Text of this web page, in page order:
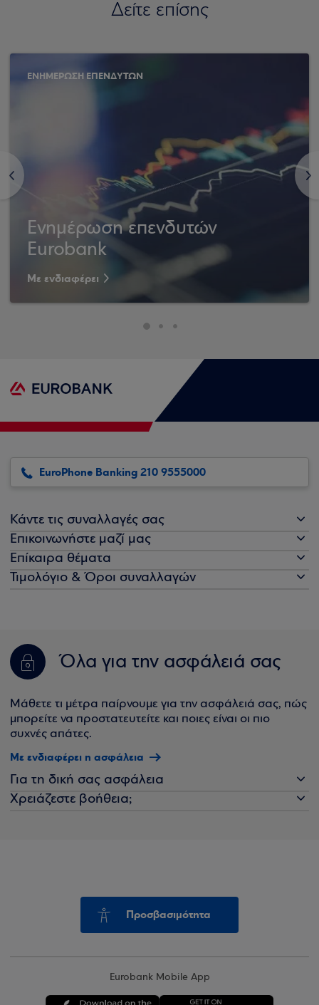
Δείτε επίσης
<
ΕΝΗΜΕΡΩΣΗ ΕΠΕΝΔΥΤΩΝ
Ενημέρωση επενδυτών
Eurobank
Με ενδιαφέρει
>
EuroPhone Banking 210 9555000
Κάντε τις συναλλαγές σας
Επικοινωνήστε μαζί μας
Επίκαιρα θέματα
Τιμολόγιο & Όροι συναλλαγών
Όλα για την ασφάλειά σας
Μάθετε τι μέτρα παίρνουμε για την ασφάλειά σας, πώς
μπορείτε να προστατευτείτε και ποιες είναι οι πιο
συχνές απάτες.
Με ενδιαφέρει η ασφάλεια
Για τη δική σας ασφάλεια
Χρειάζεστε βοήθεια;
Προσβασιμότητα
Eurobank Mobile App